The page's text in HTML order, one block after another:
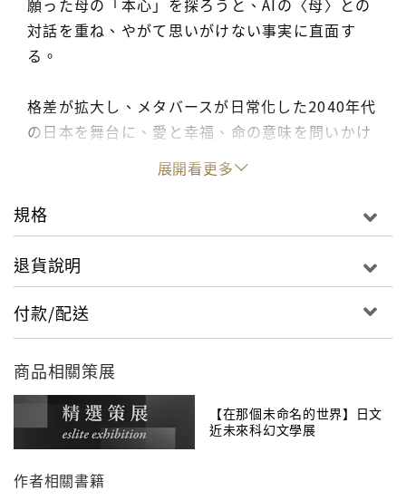
願った母の「本心」を探ろうと、AIの〈母〉との
対話を重ね、やがて思いがけない事実に直面す
る。
格差が拡大し、メタバースが日常化した2040年代
の日本を舞台に、愛と幸福、命の意味を問いかけ
「自由死」を望んだ母が生涯隠し続けた事実とは。
真実を問いかける傑作長篇。
展開看更多
規格
退貨說明
付款/配送
商品相關策展
【在那個未命名的世界】日文
近未來科幻文學展
作者相關書籍